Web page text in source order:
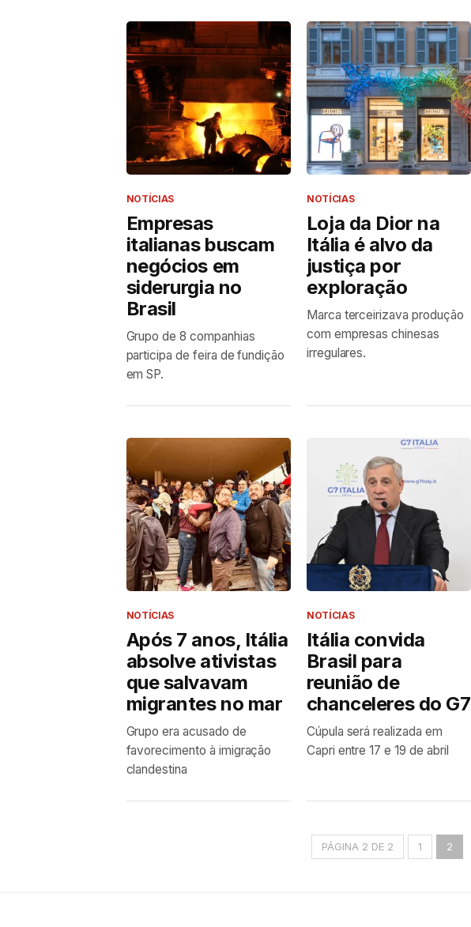
NOTÍCIAS
Empresas
italianas buscam
negócios em
siderurgia no
Brasil
Grupo de 8 companhias
participa de feira de fundição
em SP.
NOTÍCIAS
Loja da Dior na
Itália é alvo da
justiça por
exploração
Marca terceirizava produção
com empresas chinesas
irregulares.
NOTÍCIAS
Após 7 anos, Itália
absolve ativistas
que salvavam
migrantes no mar
Grupo era acusado de
favorecimento à imigração
clandestina
NOTÍCIAS
Itália convida
Brasil para
reunião de
chanceleres do G7
Cúpula será realizada em
Capri entre 17 e 19 de abril
PÁGINA 2 DE 2 1 2